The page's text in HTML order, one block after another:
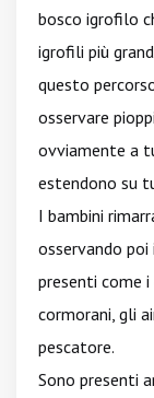
bosco igrofilo
igrofili più
questo
osservare
ovviamente a
estendono su
I bambini
osservando
presenti come
cormorani, gli
pescatore.
Sono presenti